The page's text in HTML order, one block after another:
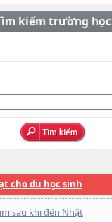
kiếm trường học
cho du học sinh
sau khi đến Nhật